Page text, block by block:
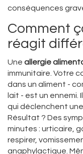
conséquences
Comment
réagit
Une allergie
immunitaire. Votre
dans un aliment -
lait - est un ennemi.
qui déclenchent
Résultat ? Des
minutes : urticaire,
respirer,
anaphylactique.